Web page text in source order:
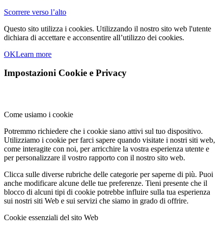
Scorrere verso l’alto
Questo sito utilizza i cookies. Utilizzando il nostro sito web l'utente
dichiara di accettare e acconsentire all’utilizzo dei cookies.
OKLearn more
Impostazioni Cookie e Privacy
Come usiamo i cookie
Potremmo richiedere che i cookie siano attivi sul tuo dispositivo.
Utilizziamo i cookie per farci sapere quando visitate i nostri siti web,
come interagite con noi, per arricchire la vostra esperienza utente e
per personalizzare il vostro rapporto con il nostro sito web.
Clicca sulle diverse rubriche delle categorie per saperne di più. Puoi
anche modificare alcune delle tue preferenze. Tieni presente che il
blocco di alcuni tipi di cookie potrebbe influire sulla tua esperienza
sui nostri siti Web e sui servizi che siamo in grado di offrire.
Cookie essenziali del sito Web